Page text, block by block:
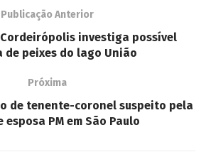
Publicação Anterior
investiga possível
de peixes do lago União
Próxima
de tenente-coronel suspeito pela
esposa PM em São Paulo